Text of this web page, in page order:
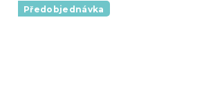
Předobjednávka